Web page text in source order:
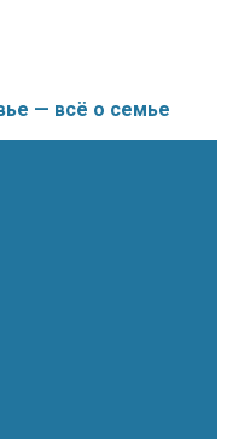
— всё о семье